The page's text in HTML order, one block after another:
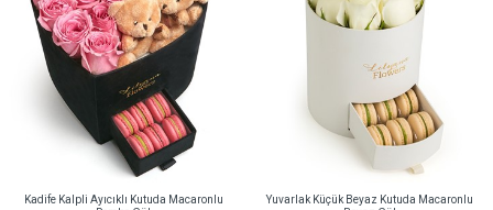
Kadife Kalpli Ayıcıklı Kutuda Macaronlu
Yuvarlak Küçük Beyaz Kutuda Macaronlu